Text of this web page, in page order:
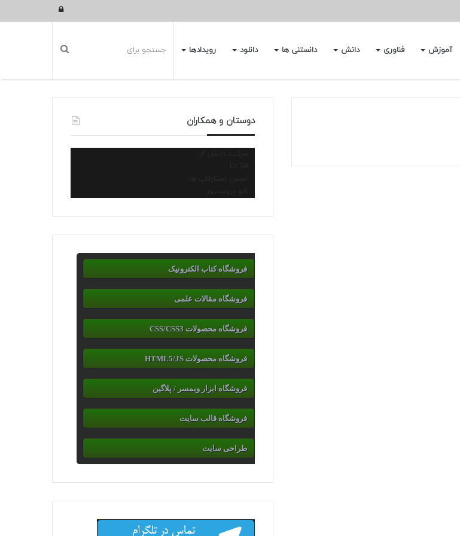
ورود
آموزش فناوری دانش دانستنی ها دانلود رویدادها
دوستان و همکاران
شرکت دانش آرا
انجمن استارتاپ ها
نانو پروسسور
فروشگاه کتاب الکترونیک
فروشگاه مقالات علمی
فروشگاه محصولات CSS/CSS3
فروشگاه محصولات HTML5/JS
فروشگاه ابزار وبمسر / پلاگین
فروشگاه قالب سایت
طراحی سایت